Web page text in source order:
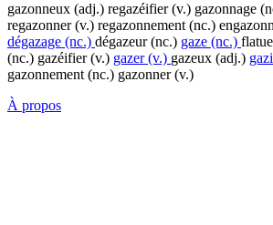
gazonneux (adj.) regazéifier(v.) gazonnage
regazonner(v.) regazonnement (nc.)
dégazage (nc.) dégazeur(nc.) gaze (nc.)
(nc.) gazéifier(v.) gazer(v.) gazeux (adj.)
gazonnement (nc.) gazonner(v.)
À propos